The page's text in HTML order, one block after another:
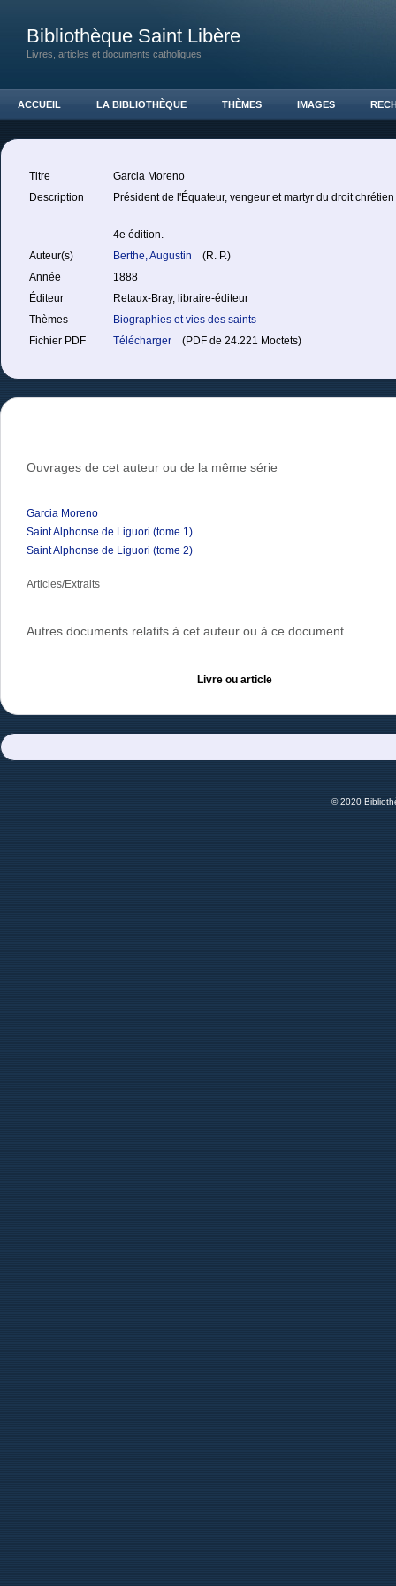
Bibliothèque Saint Libère
Livres, articles et documents catholiques
ACCUEIL LA BIBLIOTHÈQUE THÈMES IMAGES
Titre
Garcia Moreno
Description
Président de l'Équateur, vengeur et martyr du droit
4e édition.
Auteur(s)
Berthe, Augustin
(R. P.)
Année
1888
Éditeur
Retaux-Bray, libraire-éditeur
Thèmes
Biographies et vies des saints
Fichier PDF
Télécharger (PDF de 24.221 Moctets)
Ouvrages de cet auteur ou de la même série
Garcia Moreno
Saint Alphonse de Liguori (tome 1)
Saint Alphonse de Liguori (tome 2)
Articles/Extraits
Autres documents relatifs à cet auteur ou à ce document
Livre ou article
© 2020